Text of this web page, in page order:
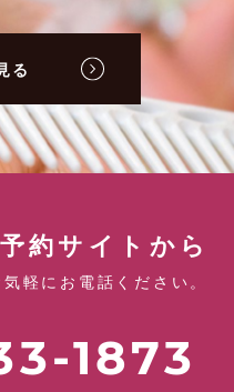
る
約サイトから
軽にお電話ください。
1873